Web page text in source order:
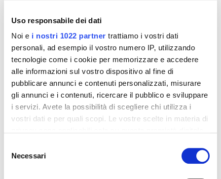
Uso responsabile dei dati
Noi e i nostri 1022 partner trattiamo i vostri dati
personali, ad esempio il vostro numero IP, utilizzando
tecnologie come i cookie per memorizzare e accedere
alle informazioni sul vostro dispositivo al fine di
pubblicare annunci e contenuti personalizzati, misurare
gli annunci e i contenuti, ricercare il pubblico e sviluppare
i servizi. Avete la possibilità di scegliere chi utilizza i
vostri dati e per quali scopi. Le vostre scelte in materia di
modificare o revocare il proprio consenso in qualsiasi
momento dalla Dichiarazione sui cookie o facendo clic
delNecessari
La confezione di Nutricolor 7.0 Biondo di Bioscalin
contienesiero equilibrante, crema
colorante
trattamento restitutivo
, guanti usa e getta,
rivelatore in crema.
Dettagli del prodotto
About Bioscalin